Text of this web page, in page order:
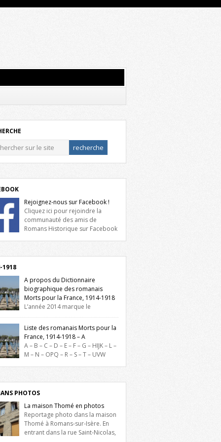
Rejoignez-nous sur Facebook !
Cliquez ici pour rejoindre la
communauté des amis de
Romans Historique sur Facebook
1918
A propos du Dictionnaire
biographique des romanais
Morts pour la France, 1914-1918
L’année 2014 marque le
du début de la Première Guerre
et ce dictionnaire biographique veut
hommage aux romanais Morts pour la
durant ce conflit. La base de cette
historique est constituée des noms
sur les plaques commémoratives de
de Ville, du lycée du Dauphiné et du
Liste des romanais Morts pour la
France, 1914-1918 – A
A – B – C – D – E – F – G – HIJK – L –
M – N – OPQ – R – S – T – UVW
lettre. Liste des romanais […]
PHOTOS
La maison Thomé en photos
Reportage photo dans la maison
Thomé à Romans-sur-Isère. En
entrant dans la rue Saint-Nicolas,